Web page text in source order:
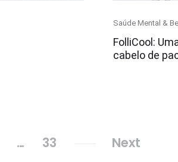
Category
Saúde Mental &
FolliCool:
cabelo de
… Page
33 Next